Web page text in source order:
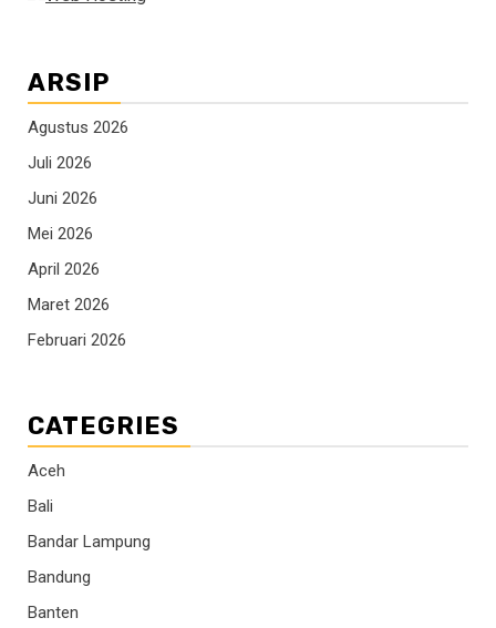
ARSIP
Agustus 2026
Juli 2026
Juni 2026
Mei 2026
April 2026
Maret 2026
Februari 2026
CATEGRIES
Aceh
Bali
Bandar Lampung
Bandung
Banten